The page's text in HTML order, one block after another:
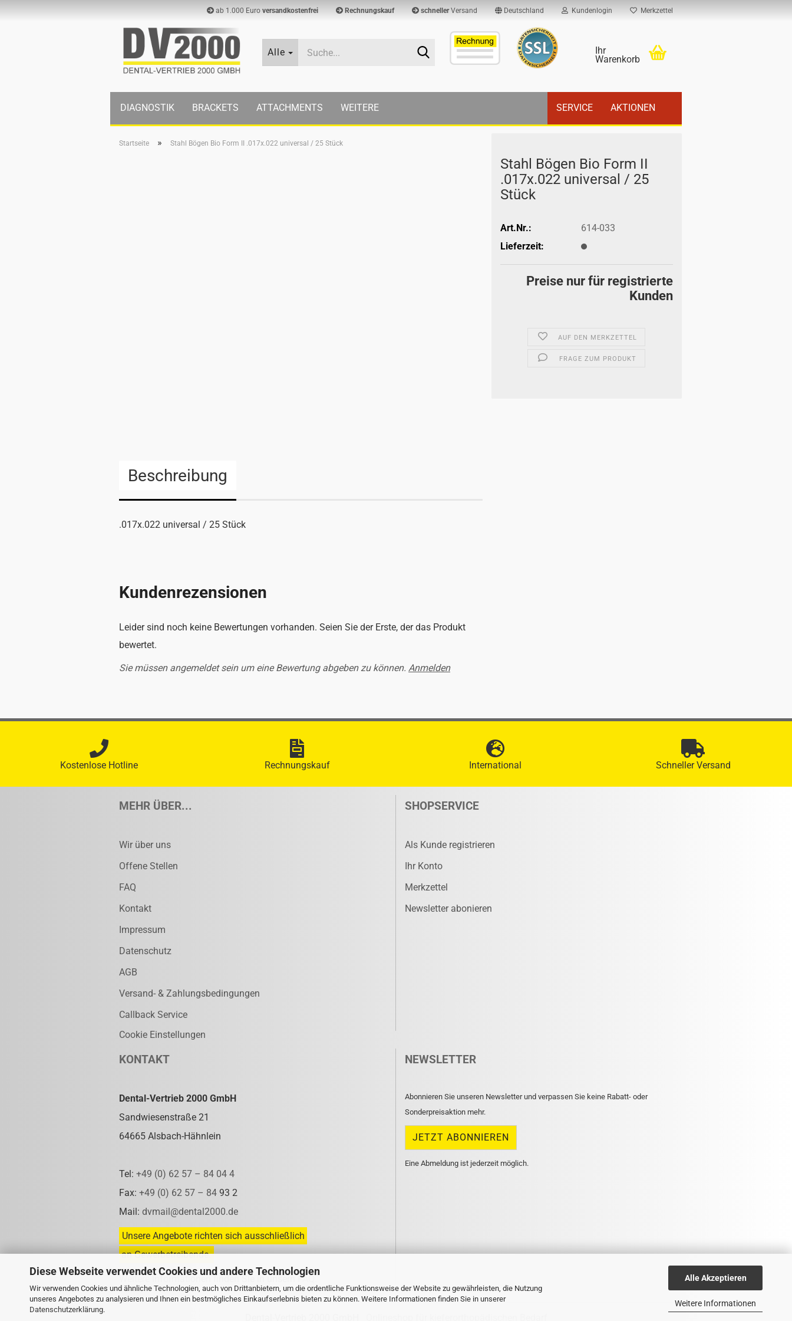
Diese Webseite verwendet Cookies und andere Technologien
Wir verwenden Cookies und ähnliche Technologien, auch von Drittanbietern, um die ordentliche Funktionsweise der Website zu gewährleisten, die Nutzung
unseres Angebotes zu analysieren und Ihnen ein bestmögliches Einkaufserlebnis bieten zu können. Weitere Informationen finden Sie in unserer
Datenschutzerklärung.
Alle Akzeptieren
Weitere Informationen
ab 1.000 Euro versandkostenfrei Rechnungskauf schnellerVersand Deutschland Kundenlogin Merkzettel
Alle
Suche...
Ihr
Warenkorb
DIAGNOSTIK BRACKETS ATTACHMENTS SERVICE AKTIONEN
WEITERE
Startseite » Stahl Bögen Bio Form II .017x.022 universal / 25 Stück
Stahl Bögen Bio Form II
.017x.022 uni­ver­sal / 25
Stück
Art.Nr.:
614-033
Lieferzeit:
Preise nur für registrierte
Kunden
AUF DEN MERKZETTEL
FRAGE ZUM PRODUKT
Beschreibung
.017x.022 universal / 25 Stück
Kundenrezensionen
Leider sind noch keine Bewertungen vorhanden. Seien Sie der Erste, der das Produkt
bewertet.
Sie müssen angemeldet sein um eine Bewertung abgeben zu können. Anmelden
Kostenlose Hotline Rechnungskauf International Schneller Versand
MEHR ÜBER...
Wir über uns
Offene Stellen
FAQ
Kontakt
Impressum
Datenschutz
AGB
Versand- & Zahlungsbedingungen
Callback Service
Cookie Einstellungen
SHOPSERVICE
Als Kunde registrieren
Ihr Konto
Merkzettel
Newsletter abonieren
KONTAKT
Dental-Vertrieb 2000 GmbH
Sandwiesenstraße 21
64665 Alsbach-Hähnlein
Tel: +49 (0) 62 57 – 84 04 4
Fax: +49 (0) 62 57 – 84 93 2
Mail: dvmail@dental2000.de
Unsere Angebote richten sich ausschließlich
an Gewerbetreibende.
Weitere Informationen finden Sie in unsernFAQ.
NEWSLETTER
Abonnieren Sie unseren Newsletter und verpassen Sie keine Rabatt- oder
Sonderpreisaktion mehr.
Eine Abmeldung ist jederzeit möglich.